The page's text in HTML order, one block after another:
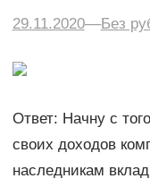
29.11.2020––Без
Ответ: Начну с
своих доходов
наследникам